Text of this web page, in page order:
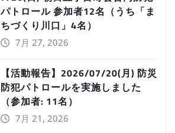
パトロール 参加者12名（うち「ま
ちづくり川口」4名）
7月 27, 2026
【活動報告】2026/07/20(月) 防災
防犯パトロールを実施しました
（参加者: 11名）
7月 21, 2026